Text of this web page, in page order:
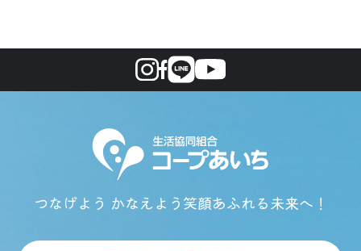
つなげよう かなえよう笑顔あふれる未来へ！